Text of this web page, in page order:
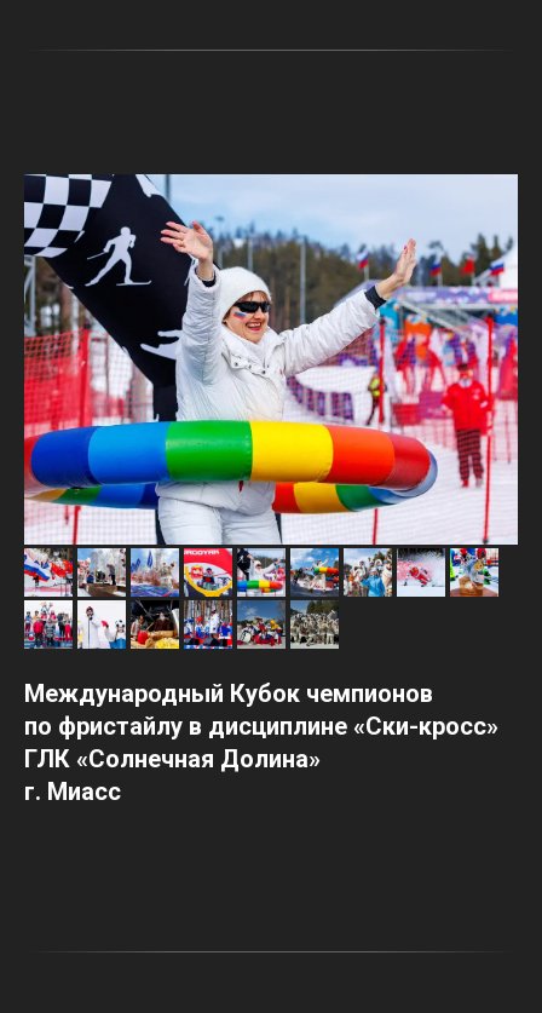
Международный Кубок чемпионов
по фристайлу в дисциплине «Ски-кросс»
ГЛК «Солнечная Долина»
г. Миасс